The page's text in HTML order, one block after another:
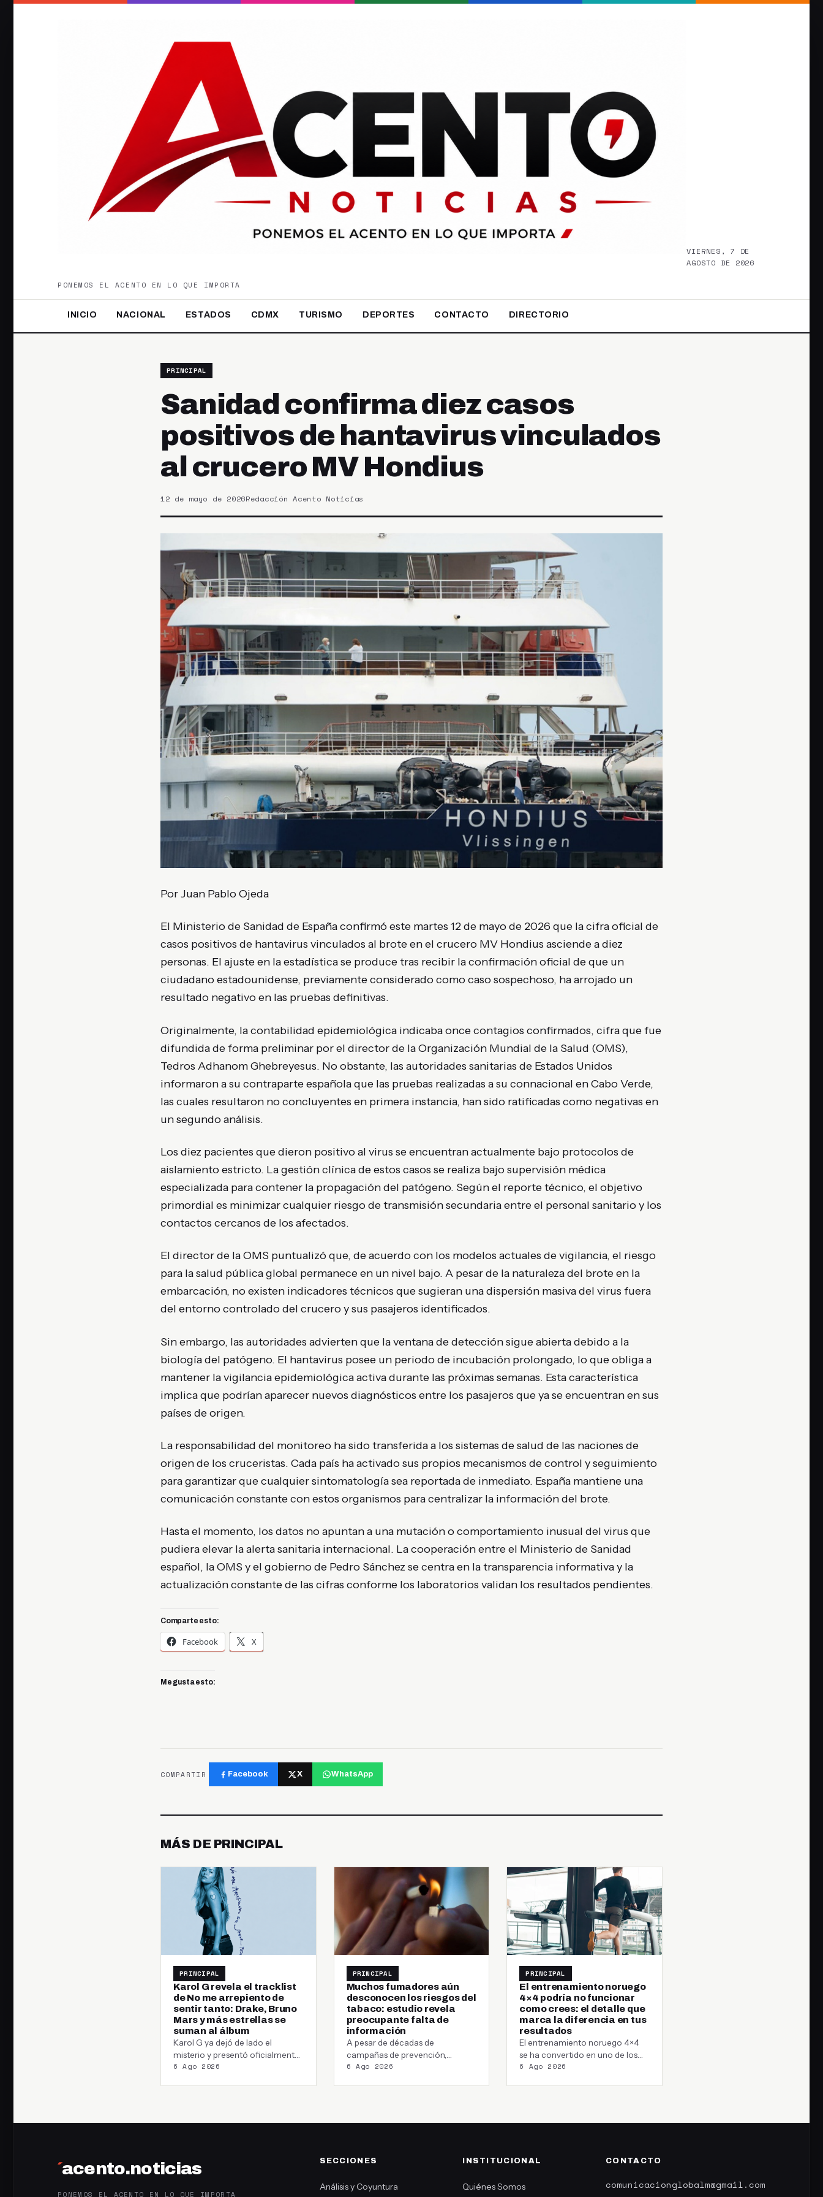
VIERNES, 7 DE
AGOSTO DE 2026
PONEMOS EL ACENTO EN LO QUE IMPORTA
INICIO NACIONAL ESTADOS CDMX TURISMO DEPORTES CONTACTO DIRECTORIO
PRINCIPAL
Sanidad confirma diez casos
positivos de hantavirus vinculados
al crucero MV Hondius
12 de mayo de 2026Redacción Acento Noticias
Por Juan Pablo Ojeda
El Ministerio de Sanidad de España confirmó este martes 12 de mayo de 2026 que la cifra oficial de
casos positivos de hantavirus vinculados al brote en el crucero MV Hondius asciende a diez
personas. El ajuste en la estadística se produce tras recibir la confirmación oficial de que un
ciudadano estadounidense, previamente considerado como caso sospechoso, ha arrojado un
resultado negativo en las pruebas definitivas.
Originalmente, la contabilidad epidemiológica indicaba once contagios confirmados, cifra que fue
difundida de forma preliminar por el director de la Organización Mundial de la Salud (OMS),
Tedros Adhanom Ghebreyesus. No obstante, las autoridades sanitarias de Estados Unidos
informaron a su contraparte española que las pruebas realizadas a su connacional en Cabo Verde,
las cuales resultaron no concluyentes en primera instancia, han sido ratificadas como negativas en
un segundo análisis.
Los diez pacientes que dieron positivo al virus se encuentran actualmente bajo protocolos de
aislamiento estricto. La gestión clínica de estos casos se realiza bajo supervisión médica
especializada para contener la propagación del patógeno. Según el reporte técnico, el objetivo
primordial es minimizar cualquier riesgo de transmisión secundaria entre el personal sanitario y los
contactos cercanos de los afectados.
El director de la OMS puntualizó que, de acuerdo con los modelos actuales de vigilancia, el riesgo
para la salud pública global permanece en un nivel bajo. A pesar de la naturaleza del brote en la
embarcación, no existen indicadores técnicos que sugieran una dispersión masiva del virus fuera
del entorno controlado del crucero y sus pasajeros identificados.
Sin embargo, las autoridades advierten que la ventana de detección sigue abierta debido a la
biología del patógeno. El hantavirus posee un periodo de incubación prolongado, lo que obliga a
mantener la vigilancia epidemiológica activa durante las próximas semanas. Esta característica
implica que podrían aparecer nuevos diagnósticos entre los pasajeros que ya se encuentran en sus
países de origen.
La responsabilidad del monitoreo ha sido transferida a los sistemas de salud de las naciones de
origen de los cruceristas. Cada país ha activado sus propios mecanismos de control y seguimiento
para garantizar que cualquier sintomatología sea reportada de inmediato. España mantiene una
comunicación constante con estos organismos para centralizar la información del brote.
Hasta el momento, los datos no apuntan a una mutación o comportamiento inusual del virus que
pudiera elevar la alerta sanitaria internacional. La cooperación entre el Ministerio de Sanidad
español, la OMS y el gobierno de Pedro Sánchez se centra en la transparencia informativa y la
actualización constante de las cifras conforme los laboratorios validan los resultados pendientes.
Comparte esto:
Facebook X
Me gusta esto:
COMPARTIR Facebook X WhatsApp
MÁS DE PRINCIPAL
PRINCIPAL
Karol G revela el tracklist
de No me arrepiento de
sentir tanto: Drake, Bruno
Mars y más estrellas se
suman al álbum
Karol G ya dejó de lado el
misterio y presentó oficialmente
el tracklist de su próximo…
6 Ago 2026
PRINCIPAL
Muchos fumadores aún
desconocen los riesgos del
tabaco: estudio revela
preocupante falta de
información
A pesar de décadas de
campañas de prevención,
millones de fumadores en el
6 Ago 2026
PRINCIPAL
El entrenamiento noruego
4×4 podría no funcionar
como crees: el detalle que
marca la diferencia en tus
resultados
El entrenamiento noruego 4×4
se ha convertido en uno de los
métodos más populares entre
6 Ago 2026
´acento.noticias
PONEMOS EL ACENTO EN LO QUE IMPORTA
SECCIONES
Análisis y Coyuntura
INSTITUCIONAL
Quiénes Somos
CONTACTO
comunicacionglobalm@gmail.com